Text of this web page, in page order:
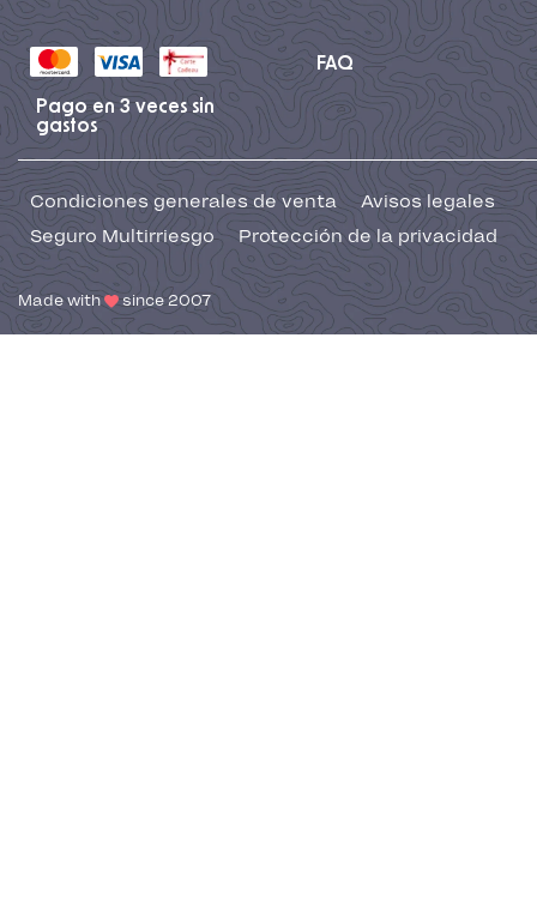
FAQ
Pago en 3 veces sin
gastos
Condiciones generales de venta
Avisos legales
Seguro Multirriesgo
Protección de la privacidad
Made with since 2007